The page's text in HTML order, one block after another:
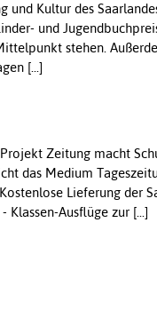
und Kultur des
und
stehen.
[...]
Zeitung macht
das Medium
Lieferung der
Klassen-Ausflüge zur [...]